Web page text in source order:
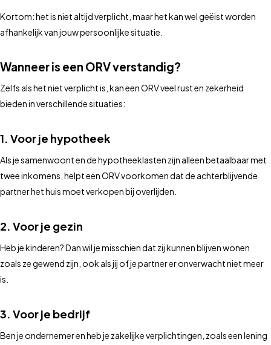
Kortom: het is niet altijd verplicht, maar het kan wel geëist worden
afhankelijk van jouw persoonlijke situatie.
Wanneer is een ORV verstandig?
Zelfs als het niet verplicht is, kan een ORV veel rust en zekerheid
bieden in verschillende situaties:
1. Voor je hypotheek
Als je samenwoont en de hypotheeklasten zijn alleen betaalbaar met
twee inkomens, helpt een ORV voorkomen dat de achterblijvende
partner het huis moet verkopen bij overlijden.
2. Voor je gezin
Heb je kinderen? Dan wil je misschien dat zij kunnen blijven wonen
zoals ze gewend zijn, ook als jij of je partner er onverwacht niet meer
is.
3. Voor je bedrijf
Ben je ondernemer en heb je zakelijke verplichtingen, zoals een lening